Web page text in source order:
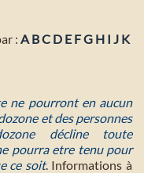
: A BC D E FG H I J K
ne pourront en aucun
et des personnes
décline toute
pourra etre tenu pour
ce soit. Informations à